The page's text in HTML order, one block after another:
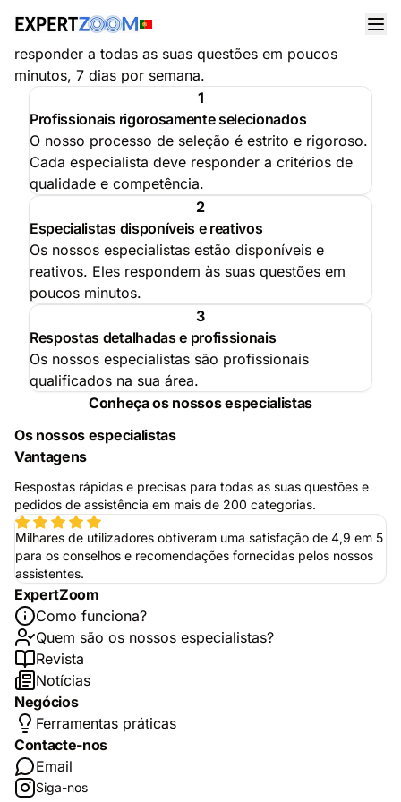
Os Nossos Especialistas ao Seu Serviço
Uma equipa de profissionais qualificados pronta para
responder a todas as suas questões em poucos
minutos, 7 dias por semana.
1
Profissionais rigorosamente selecionados
O nosso processo de seleção é estrito e rigoroso.
Cada especialista deve responder a critérios de
qualidade e competência.
2
Especialistas disponíveis e reativos
Os nossos especialistas estão disponíveis e
reativos. Eles respondem às suas questões em
poucos minutos.
3
Respostas detalhadas e profissionais
Os nossos especialistas são profissionais
qualificados na sua área.
Conheça os nossos especialistas
Os nossos especialistas
Vantagens
Respostas rápidas e precisas para todas as suas questões e
pedidos de assistência em mais de 200 categorias.
Milhares de utilizadores obtiveram uma satisfação de 4,9 em 5
para os conselhos e recomendações fornecidas pelos nossos
assistentes.
ExpertZoom
Como funciona?
Quem são os nossos especialistas?
Revista
Notícias
Negócios
Ferramentas práticas
Contacte-nos
Email
Siga-nos